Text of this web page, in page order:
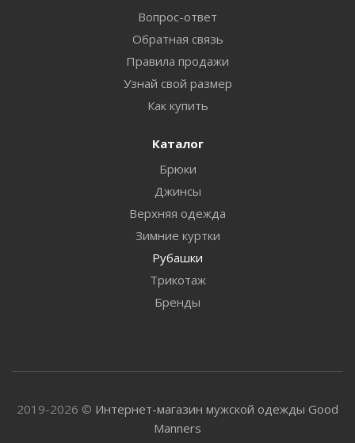
Вопрос-ответ
Обратная связь
Правила продажи
Узнай свой размер
Как купить
Каталог
Брюки
Джинсы
Верхняя одежда
Зимние куртки
Рубашки
Трикотаж
Бренды
2019-2026 © Интернет-магазин мужской одежды Good
Manners